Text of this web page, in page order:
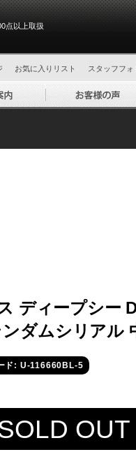
点以上取扱
お気に入りリスト スタッフフォ
ディープシー
ンダムシリアル
ド: U-116660BL-5
OUT